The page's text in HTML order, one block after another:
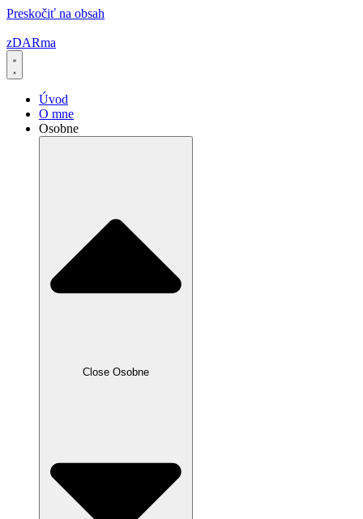
Preskočiť na obsah
zDARma
Úvod
O mne
Osobne
Close Osobne